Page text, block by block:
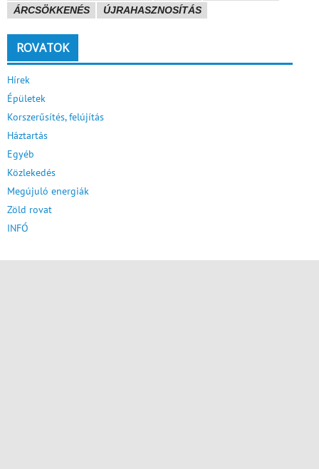
ÁRCSÖKKENÉS
ÚJRAHASZNOSÍTÁS
ROVATOK
Hírek
Épületek
Korszerűsítés, felújítás
Háztartás
Egyéb
Közlekedés
Megújuló energiák
Zöld rovat
INFÓ